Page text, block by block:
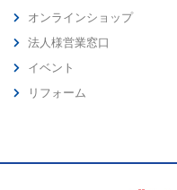
オンラインショップ
法人様営業窓口
イベント
リフォーム